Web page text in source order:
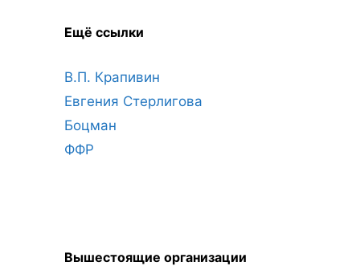
Ещё ссылки
В.П. Крапивин
Евгения Стерлигова
Боцман
ФФР
Вышестоящие организации